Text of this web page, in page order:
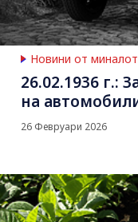
Новини от
26.02.1936 г.:
на
26 Февруари 2026